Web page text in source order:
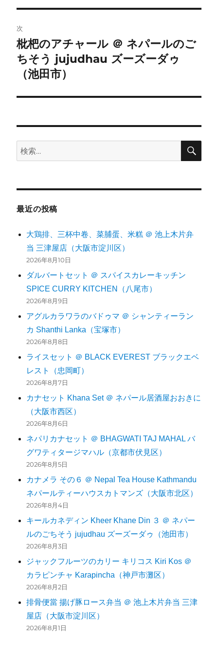
ビ
ゲ
ー
シ
稿:
次
次
の
投
枇杷のアチャール ＠ ネパールのご
ちそう jujudhau ズーズーダゥ
（池田市）
検
索:
検
最近の投稿
大鶏排、三杯中卷、菜脯蛋、米糕 ＠ 池上木片弁
当 三津屋店（大阪市淀川区）
2026年8月10日
ダルバートセット ＠ スパイスカレーキッチン
SPICE CURRY KITCHEN（八尾市）
2026年8月9日
アグルカラワラのバドゥマ ＠ シャンティーラン
カ Shanthi Lanka（宝塚市）
2026年8月8日
ライスセット ＠ BLACK EVEREST ブラックエベ
レスト（忠岡町）
2026年8月7日
カナセット Khana Set ＠ ネパール居酒屋おおきに
（大阪市西区）
2026年8月6日
ネパリカナセット ＠ BHAGWATI TAJ MAHAL バ
グワティタージマハル（京都市伏見区）
2026年8月5日
カナメラ その６ ＠ Nepal Tea House Kathmandu
ネパールティーハウスカトマンズ（大阪市北区）
2026年8月4日
キールカネディン Kheer Khane Din ３ ＠ ネパー
ルのごちそう jujudhau ズーズーダゥ（池田市）
2026年8月3日
ジャックフルーツのカリー キリコス Kiri Kos ＠
カラピンチャ Karapincha（神戸市灘区）
2026年8月2日
排骨便當 揚げ豚ロース弁当 ＠ 池上木片弁当 三津
屋店（大阪市淀川区）
2026年8月1日